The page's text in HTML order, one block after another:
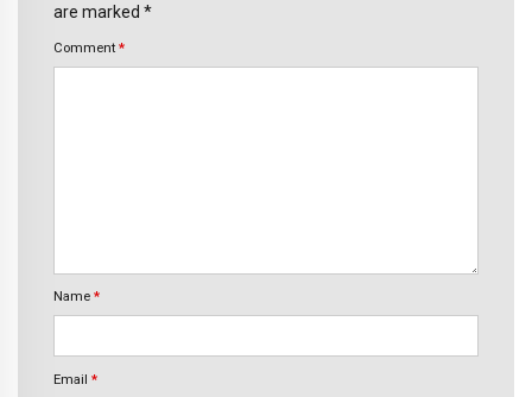
are marked *
Comment *
Name *
Email *